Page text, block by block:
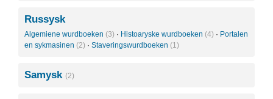
Russysk
Algemiene wurdboeken (3) · Histoaryske wurdboeken (4) · Portalen
en sykmasinen (2) · Staveringswurdboeken (1)
Samysk (2)